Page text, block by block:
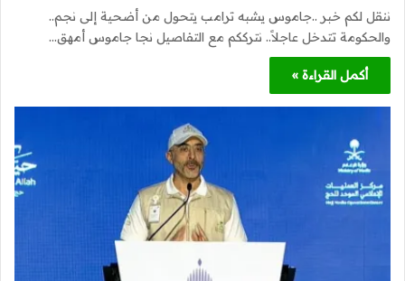
ننقل لكم خبر ..جاموس يشبه ترامب يتحول من أضحية إلى نجم..
والحكومة تتدخل عاجلاً.. نترككم مع التفاصيل نجا جاموس أمهق…
أكمل القراءة »